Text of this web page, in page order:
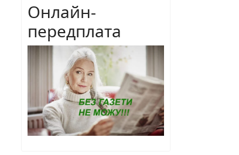
Онлайн-
передплата